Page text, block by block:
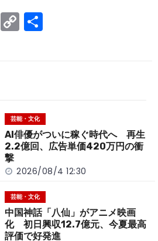
W
e
C
o
n
k
芸能・文化
AI俳優がついに稼ぐ時代へ 再生
2.2億回、広告単価420万円の衝
撃
2026/08/4 12:30
芸能・文化
中国神話「八仙」がアニメ映画
化 初日興収12.7億元、今夏最高
評価で好発進